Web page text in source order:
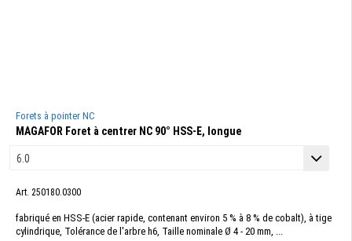
Forets à pointer NC
MAGAFOR Foret à centrer NC 90° HSS-E, longue
Art. 250180.0300
fabriqué en HSS-E (acier rapide, contenant environ 5 % à 8 % de cobalt), à tige
cylindrique, Tolérance de l'arbre h6, Taille nominale Ø 4 - 20 mm, ...